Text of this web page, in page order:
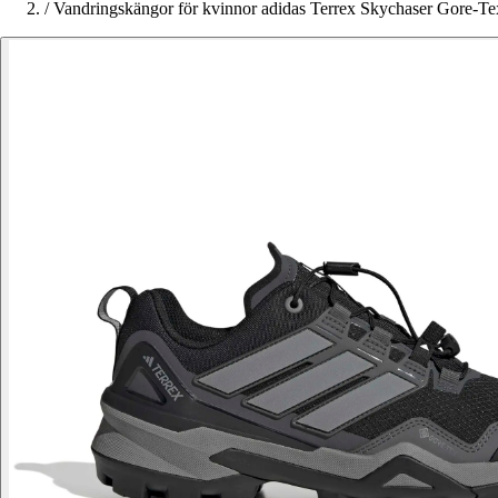
/ Vandringskängor för kvinnor adidas Terrex Skychaser Gore-